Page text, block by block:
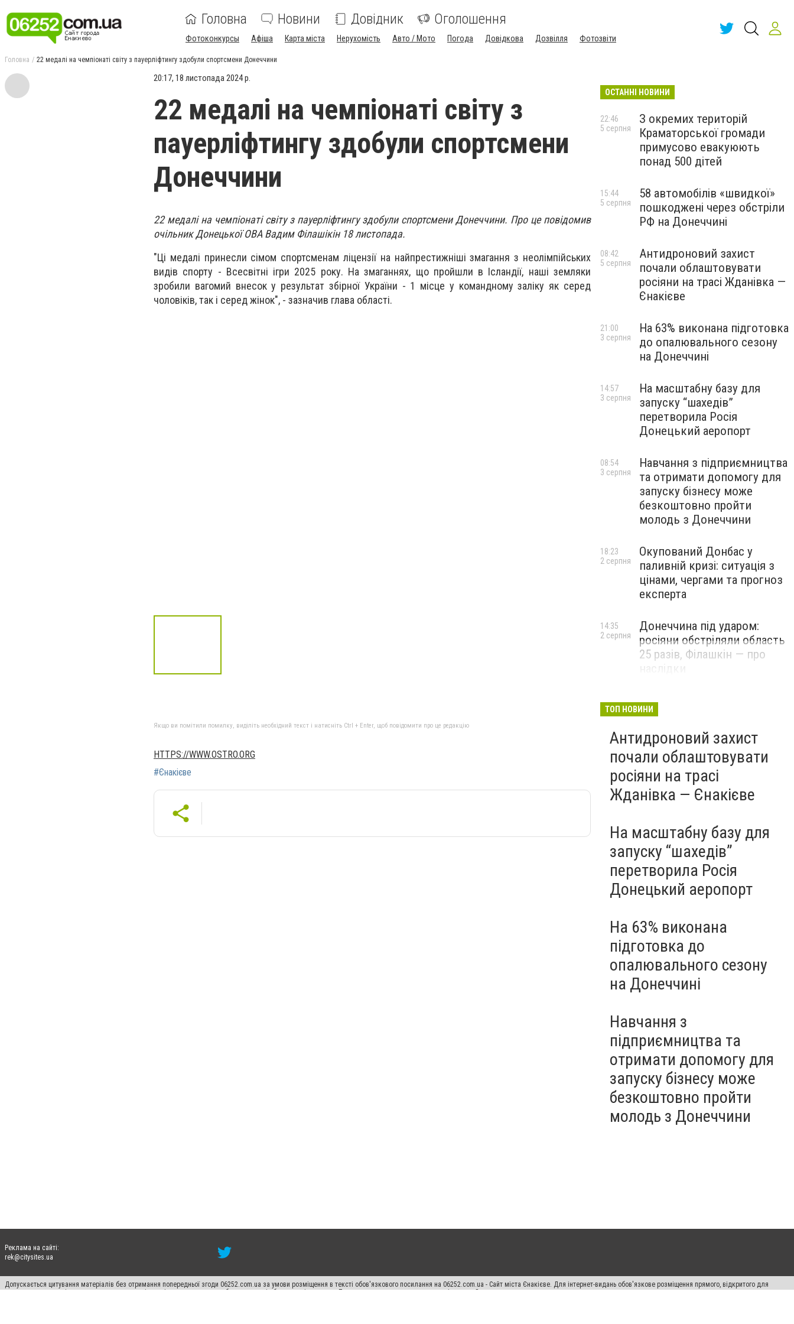
Головна Новини Довідник Оголошення
Фотоконкурсы Афіша Карта міста Нерухомість Авто / Мото Погода Довідкова Дозвілля Фотозвіти
Головна 22 медалі на чемпіонаті світу з пауерліфтингу здобули спортсмени Донеччини
20:17, 18 листопада 2024 р.
22 медалі на чемпіонаті світу з
пауерліфтингу здобули спортсмени
Донеччини
22 медалі на чемпіонаті світу з пауерліфтингу здобули спортсмени Донеччини. Про це повідомив
очільник Донецької ОВА Вадим Філашікін 18 листопада.
"Ці медалі принесли сімом спортсменам ліцензії на найпрестижніші змагання з неолімпійських
видів спорту - Всесвітні ігри 2025 року. На змаганнях, що пройшли в Ісландії, наші земляки
зробили вагомий внесок у результат збірної України - 1 місце у командному заліку як серед
чоловіків, так і серед жінок", - зазначив глава області.
Якщо ви помітили помилку, виділіть необхідний текст і натисніть Ctrl + Enter, щоб повідомити про це редакцію
HTTPS://WWW.OSTRO.ORG
#Єнакієве
ОСТАННІ НОВИНИ
З окремих територій
Краматорської громади
примусово евакуюють
понад 500 дітей
22:46
5 серпня
58 автомобілів «швидкої»
пошкоджені через обстріли
РФ на Донеччині
15:44
5 серпня
Антидроновий захист
почали облаштовувати
росіяни на трасі Жданівка —
Єнакієве
08:42
5 серпня
На 63% виконана підготовка
до опалювального сезону
на Донеччині
21:00
3 серпня
На масштабну базу для
запуску “шахедів”
перетворила Росія
Донецький аеропорт
14:57
3 серпня
Навчання з підприємництва
та отримати допомогу для
запуску бізнесу може
безкоштовно пройти
молодь з Донеччини
08:54
3 серпня
Окупований Донбас у
паливній кризі: ситуація з
цінами, чергами та прогноз
експерта
18:23
2 серпня
Донеччина під ударом:
росіяни обстріляли область
25 разів, Філашкін — про
14:35
2 серпня
ТОП НОВИНИ
Антидроновий захист
почали облаштовувати
росіяни на трасі
Жданівка — Єнакієве
На масштабну базу для
запуску “шахедів”
перетворила Росія
Донецький аеропорт
На 63% виконана
підготовка до
опалювального сезону
на Донеччині
Навчання з
підприємництва та
отримати допомогу для
запуску бізнесу може
безкоштовно пройти
молодь з Донеччини
Реклама на сайті:
rek@citysites.ua
Допускається цитування матеріалів без отримання попередньої згоди 06252.com.ua за умови розміщення в тексті обов'язкового посилання на 06252.com.ua - Сайт міста Єнакієве. Для інтернет-видань обов'язкове розміщення прямого, відкритого для
пошукових систем гіперпосилання на цитовані статті не нижче другого абзацу в тексті або в якості джерела. Порушення виняткових прав переслідується Законом.